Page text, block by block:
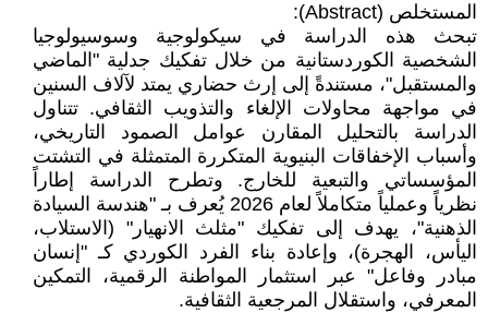
المستخلص (Abstract):
تبحث هذه الدراسة في سيكولوجية وسوسيولوجيا
الشخصية الكوردستانية من خلال تفكيك جدلية "الماضي
والمستقبل"، مستندةً إلى إرث حضاري يمتد لآلاف السنين
في مواجهة محاولات الإلغاء والتذويب الثقافي. تتناول
الدراسة بالتحليل المقارن عوامل الصمود التاريخي،
وأسباب الإخفاقات البنيوية المتكررة المتمثلة في التشتت
المؤسساتي والتبعية للخارج. وتطرح الدراسة إطاراً
نظرياً وعملياً متكاملاً لعام 2026 يُعرف بـ "هندسة السيادة
الذهنية"، يهدف إلى تفكيك "مثلث الانهيار" (الاستلاب،
اليأس، الهجرة)، وإعادة بناء الفرد الكوردي كـ "إنسان
مبادر وفاعل" عبر استثمار المواطنة الرقمية، التمكين
المعرفي، واستقلال المرجعية الثقافية.